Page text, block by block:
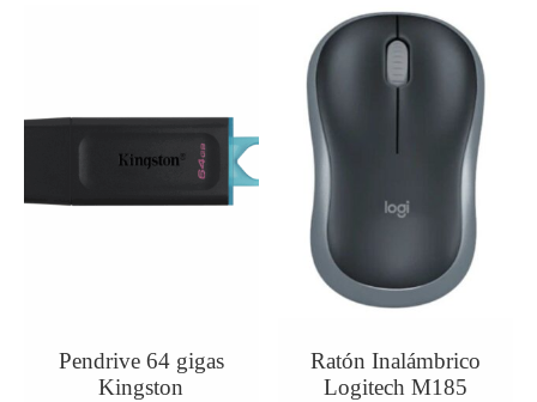
Pendrive 64 gigas
Kingston
Ratón Inalámbrico
Logitech M185